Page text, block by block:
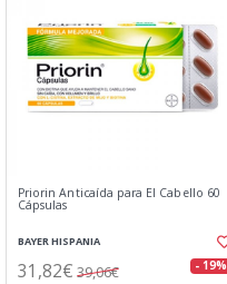
Priorin Anticaída para El Cabello 60
Cápsulas
BAYER HISPANIA
31,82€ 39,06€ - 19%